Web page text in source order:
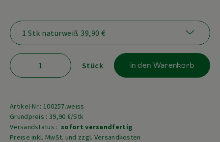
Stück in den Warenkorb
Artikel-Nr.: 100257.weiss
Grundpreis : 39,90 €/Stk
Versandstatus : sofort versandfertig
Preise inkl. MwSt. und zzgl. Versandkosten